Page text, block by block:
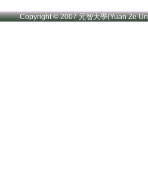
Copyright © 2007 元智大學(Yuan Ze